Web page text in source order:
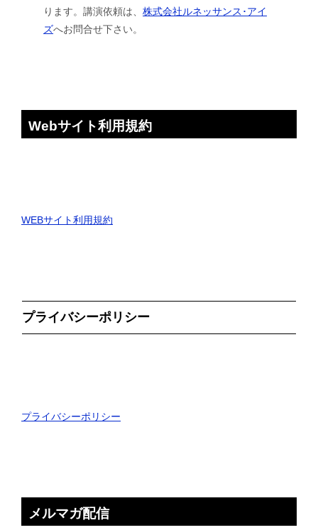
ります。講演依頼は、株式会社ルネッサンス･アイ
ズへお問合せ下さい。
Webサイト利用規約
WEBサイト利用規約
プライバシーポリシー
プライバシーポリシー
メルマガ配信